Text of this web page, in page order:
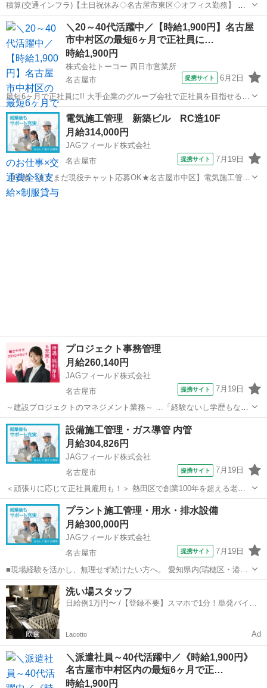
積算(交通インフラ)【土日祝休み◇名古屋市東区◇オフィス勤務】 名
古屋市中区のゼネコン支店にて積算技術者募集！物件：トンネル・橋
梁など数量算出、資料作成、打合せ、図面修正(AutoCAD)等をお任せ
いたします。＼歓 迎／...
愛知 その他
＼20～40代活躍中／【時給1,900円】名古屋
市中村区の最短6ヶ月で正社員に…
時給1,900円
株式会社トーコー 四日市営業所
名古屋市
提携サイト 6月2日
最短6ヶ月で正社員に!! 大手企業のグループ会社で正社員を目指せるお
仕事です。 〜お仕事内容〜 設備保全(電計) 保全計画に則した工事計
画・手配・工事管理 電計備品の管理 起業、修繕などの検討・見積など
設備故障時の緊急対応...
愛知 名古屋市 その他
電気施工管理 新築ビル RC造10F
月給314,000円
JAGフィールド株式会社
名古屋市
提携サイト 7月19日
【65歳・まだまだ現役チャット応募OK★名古屋市中区】電気施工管理
(新築ビル 派遣社員 ■各種社会保険完備 ■給与仮払い制度 ■正社員登用
愛知 名古屋市
プロジェクト事務管理
月給260,140円
JAGフィールド株式会社
名古屋市
提携サイト 7月19日
～建設プロジェクトのマネジメント業務～ …「経験ないし学歴もな
い。ちょっと不安かも…」 安心してください！チャレンジできます
よ。 飲食店スタッフ 、宅配ドライバー、フリーター、公務員など未経
験スタートで異業種から転身...
愛知 名古屋市 その他
設備施工管理・ガス導管 内管
月給304,826円
JAGフィールド株式会社
名古屋市
提携サイト 7月19日
＜頑張りに応じて正社員雇用も！＞ 熱田区で創業100年を超える老舗
インフラ企業です。 同社施工のガス管に関わる工事が担当です。 【担
当業務】 設備施工管理 施工管理(工程管理・品質管理・安全管理) 写真
管理 書類作...
愛知 名古屋市 その他
プラント施工管理・用水・排水設備
月給300,000円
JAGフィールド株式会社
名古屋市
提携サイト 7月19日
■現場経験を活かし、無理せず続けたい方へ。 愛知県内(瑞穂区・港
区・中川区など)の用水装置や排水装置など各種プラント工事の施工管
理の仕事です。 工程・品質・安全・写真管理がメイン業務となり、体
力負担が少なく、管理業務でキ...
愛知 名古屋市 その他
洗い場スタッフ
日給例1万円〜 /【登録不要】スマホで1分！単発バイト
Lacotto Ad
＼派遣社員～40代活躍中／《時給1,900円》
名古屋市中村区内の最短6ヶ月で正…
時給1,900円